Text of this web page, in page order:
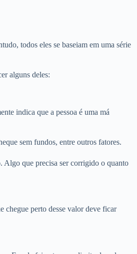
todos eles se baseiam em uma série
alguns deles:
indica que a pessoa é uma má
sem fundos, entre outros fatores.
Algo que precisa ser corrigido o quanto
chegue perto desse valor deve ficar